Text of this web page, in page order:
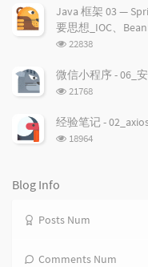
t
i
c
e
s
次
数:
Java 框架 03 —
要思想_IOC、
浏
次
数:
22838
微信小程序 - 06_
浏
次
数:
21768
经验笔记 -
浏
18964
Blog Info
Posts Num
Comments Num